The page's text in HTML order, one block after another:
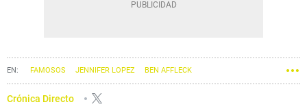
FAMOSOS JENNIFER LOPEZ BEN AFFLECK
Crónica Directo